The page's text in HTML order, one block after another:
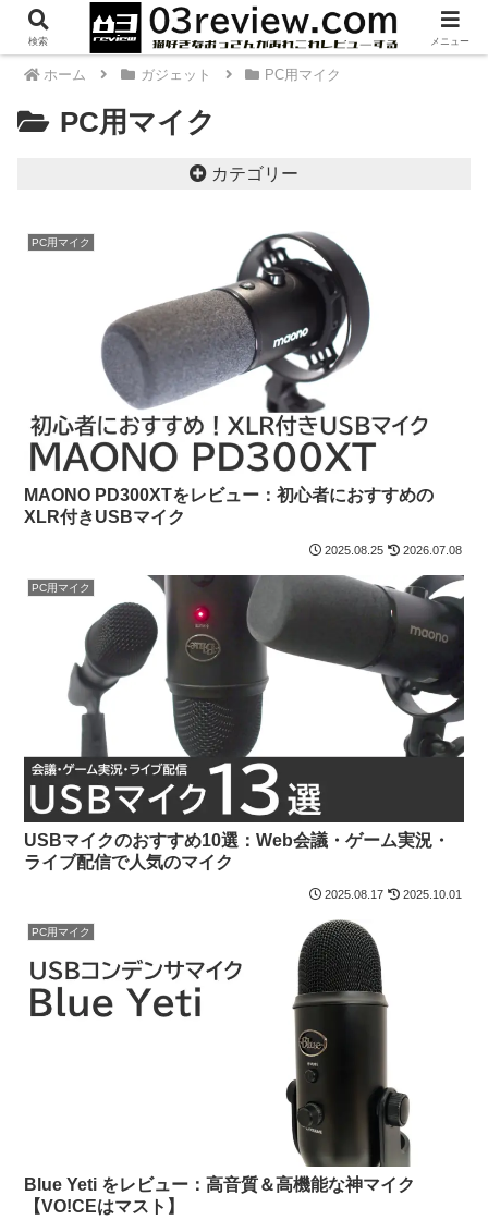
ホーム ガジェット PC用マイク
PC用マイク
カテゴリー
PC用マイク
MAONO PD300XTをレビュー：初心者におすすめの
XLR付きUSBマイク
2025.08.25 2026.07.08
PC用マイク
USBマイクのおすすめ10選：Web会議・ゲーム実況・
ライブ配信で人気のマイク
2025.08.17 2025.10.01
PC用マイク
Blue Yeti をレビュー：高音質＆高機能な神マイク
【VO!CEはマスト】
検索 メニュー